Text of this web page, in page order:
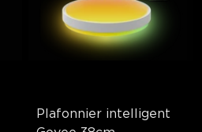
Plafonnier intelligent